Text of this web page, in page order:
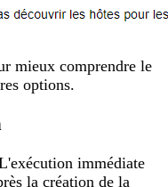
mieux comprendre le
options.
immédiate
la création de la